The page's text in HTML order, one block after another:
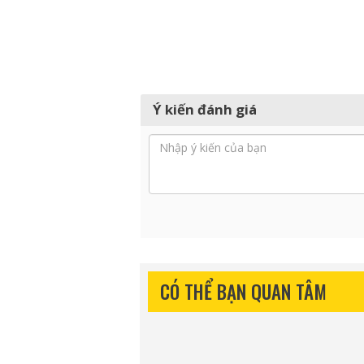
Ý kiến đánh giá
CÓ THỂ BẠN QUAN TÂM